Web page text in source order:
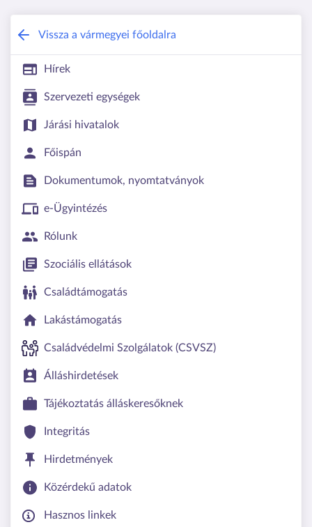
Vissza a vármegyei főoldalra
Hírek
Szervezeti egységek
Járási hivatalok
Főispán
Dokumentumok, nyomtatványok
e-Ügyintézés
Rólunk
Szociális ellátások
Családtámogatás
Lakástámogatás
Családvédelmi Szolgálatok (CSVSZ)
Álláshirdetések
Tájékoztatás álláskeresőknek
Integritás
Hirdetmények
Közérdekű adatok
Hasznos linkek